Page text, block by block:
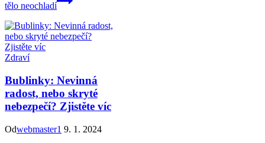
tělo neochladí
Zdraví
Bublinky: Nevinná
radost, nebo skryté
nebezpečí? Zjistěte víc
Odwebmaster1 9. 1. 2024